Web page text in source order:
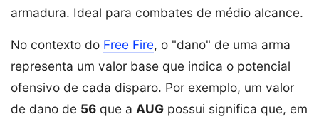
armadura. Ideal para combates de médio alcance.
No contexto do Free Fire, o "dano" de uma arma
representa um valor base que indica o potencial
ofensivo de cada disparo. Por exemplo, um valor
de dano de 56 que a AUG possui significa que, em